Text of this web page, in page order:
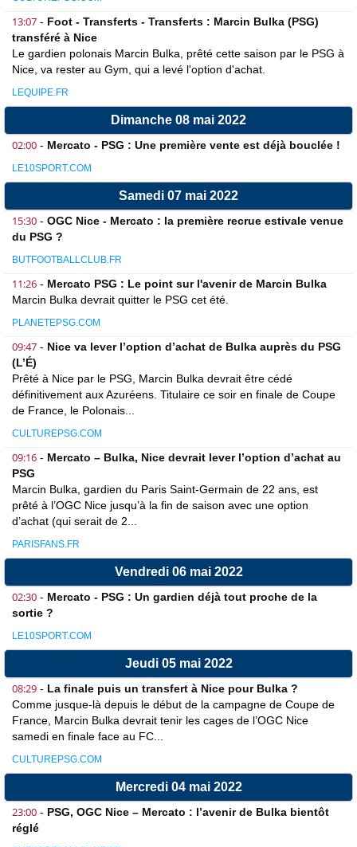
13:07 - Foot - Transferts - Transferts : Marcin Bulka (PSG)
transféré à Nice
Le gardien polonais Marcin Bulka, prêté cette saison par le PSG à
Nice, va rester au Gym, qui a levé l'option d'achat.
LEQUIPE.FR
Dimanche 08 mai 2022
02:00 - Mercato - PSG : Une première vente est déjà bouclée !
LE10SPORT.COM
Samedi 07 mai 2022
15:30 - OGC Nice - Mercato : la première recrue estivale venue
du PSG ?
BUTFOOTBALLCLUB.FR
11:26 - Mercato PSG : Le point sur l'avenir de Marcin Bulka
Marcin Bulka devrait quitter le PSG cet été.
PLANETEPSG.COM
09:47 - Nice va lever l’option d’achat de Bulka auprès du PSG
(L’É)
Prêté à Nice par le PSG, Marcin Bulka devrait être cédé
définitivement aux Azuréens. Titulaire ce soir en finale de Coupe
de France, le Polonais...
CULTUREPSG.COM
09:16 - Mercato – Bulka, Nice devrait lever l’option d’achat au
PSG
Marcin Bulka, gardien du Paris Saint-Germain de 22 ans, est
prêté à l’OGC Nice jusqu’à la fin de saison avec une option
d’achat (qui serait de 2...
PARISFANS.FR
Vendredi 06 mai 2022
02:30 - Mercato - PSG : Un gardien déjà tout proche de la
sortie ?
LE10SPORT.COM
Jeudi 05 mai 2022
08:29 - La finale puis un transfert à Nice pour Bulka ?
Comme jusque-là depuis le début de la campagne de Coupe de
France, Marcin Bulka devrait tenir les cages de l’OGC Nice
samedi en finale face au FC...
CULTUREPSG.COM
Mercredi 04 mai 2022
23:00 - PSG, OGC Nice – Mercato : l’avenir de Bulka bientôt
réglé